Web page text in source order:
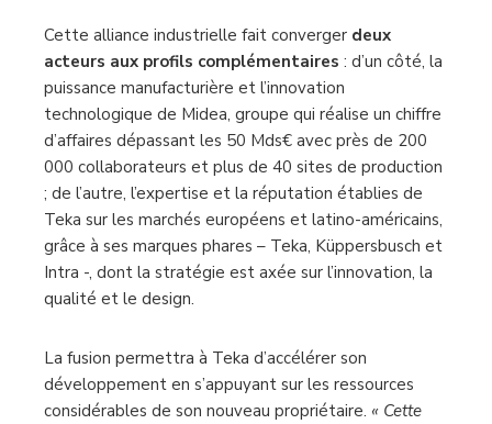
Cette alliance industrielle fait converger deux
acteurs aux profils complémentaires : d’un côté, la
puissance manufacturière et l’innovation
technologique de Midea, groupe qui réalise un chiffre
d’affaires dépassant les 50 Mds€ avec près de 200
000 collaborateurs et plus de 40 sites de production
; de l’autre, l’expertise et la réputation établies de
Teka sur les marchés européens et latino-américains,
grâce à ses marques phares – Teka, Küppersbusch et
Intra -, dont la stratégie est axée sur l’innovation, la
qualité et le design.
La fusion permettra à Teka d’accélérer son
développement en s’appuyant sur les ressources
considérables de son nouveau propriétaire. « Cette